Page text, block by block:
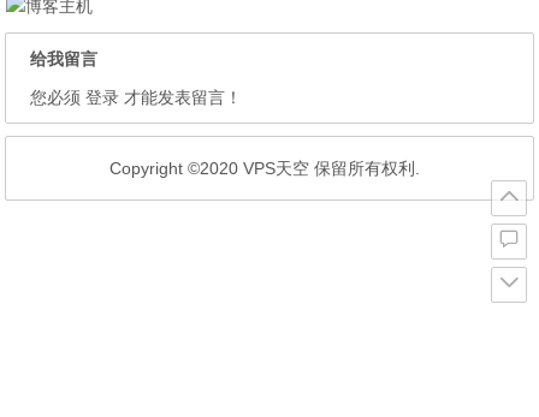
给我留言
您必须 登录 才能发表留言！
Copyright ©2020 VPS天空 保留所有权利.